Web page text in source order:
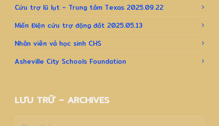
Cứu trợ lũ lụt – Trung tâm Texas 2025.09.22
Miến Điện cứu trợ động đất 2025.05.13
Nhân viên và học sinh CHS
Asheville City Schools Foundation
LƯU TRỮ – ARCHIVES